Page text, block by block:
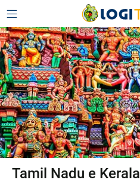
Tamil Nadu e Kerala